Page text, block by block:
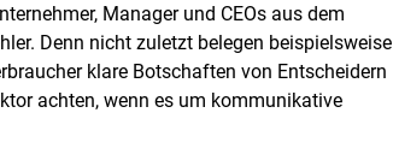
Manager und CEOs aus dem
Denn nicht zuletzt belegen beispielsweise
klare Botschaften von Entscheidern
achten, wenn es um kommunikative